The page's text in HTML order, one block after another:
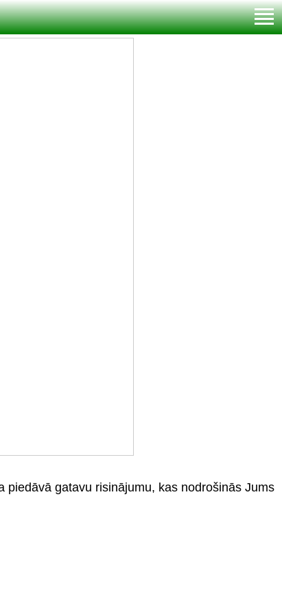
gatavu risinājumu, kas nodrošinās Jums